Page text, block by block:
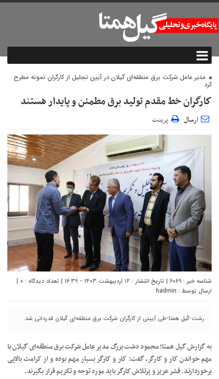
مدیر عامل شرکت برق منطقه‌ای گیلان در آیین تجلیل از کارگران نمونه مطرح
کرد
كارگران خط مقدم تولید برق مطمئن و پایدار هستند
ارسال پرینت
شناسه خبر : ۶۰۶۹ | تاریخ انتشار : ۱۲ اردیبهشت ۱۴۰۳ - ۱۶:۳۹ | تعداد دیدگاه : ۰ |
ارسال توسط : hadmin
رشت-گیل همتا-طی آیینی از کارگران شرکت برق منطقه‌ای گیلان قدردانی شد.
به گزارش گیل همتا؛ محمود دشت بزرگ مدیر عامل شرکت برق منطقه‌ای گیلان با
مهم خواندن کار و کارگر، گفت: کار و کارگر بسیار مهم بوده و از کرامت بالایی
برخوردارند. قشر عزیز و پرتلاش کارگر باید مورد توجه و تکریم قرار بگیرند.